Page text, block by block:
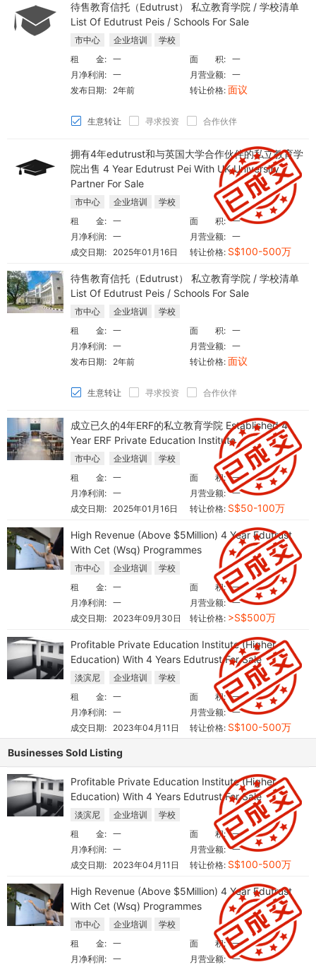
待售教育信托（Edutrust） 私立教育学院 / 学校清单
List Of Edutrust Peis / Schools For Sale
市中心 企业培训
学校
面 积: 一
租 金: 一
月营业额: 一
月净利润: 一
转让价格: 面议
发布日期: 2年前
生意转让 寻求投资 合作伙伴
拥有4年edutrust和与英国大学合作伙伴的私立教育学
院出售 4 Year Edutrust Pei With UK University
Partner For Sale
市中心 企业培训
学校
面 积: 一
租 金: 一
月营业额: 一
月净利润: 一
转让价格: S$100-500万
成交日期: 2025年01月16日
待售教育信托（Edutrust） 私立教育学院 / 学校清单
List Of Edutrust Peis / Schools For Sale
市中心 企业培训
学校
面 积: 一
租 金: 一
月营业额: 一
月净利润: 一
转让价格: 面议
发布日期: 2年前
生意转让 寻求投资 合作伙伴
成立已久的4年ERF的私立教育学院 Established 4
Year ERF Private Education Institute
市中心 企业培训
学校
面 积: 一
租 金: 一
月营业额: 一
月净利润: 一
转让价格: S$50-100万
成交日期: 2025年01月16日
High Revenue (Above $5Million) 4 Year Edutrust
With Cet (Wsq) Programmes
市中心 企业培训
学校
面 积: 一
租 金: 一
月营业额: 一
月净利润: 一
转让价格: >S$500万
成交日期: 2023年09月30日
Profitable Private Education Institute (Higher
Education) With 4 Years Edutrust For Sale
淡滨尼 企业培训
学校
面 积: 一
租 金: 一
月营业额: 一
月净利润: 一
转让价格: S$100-500万
成交日期: 2023年04月11日
Businesses Sold Listing
Profitable Private Education Institute (Higher
Education) With 4 Years Edutrust For Sale
淡滨尼 企业培训
学校
面 积: 一
租 金: 一
月营业额: 一
月净利润: 一
转让价格: S$100-500万
成交日期: 2023年04月11日
High Revenue (Above $5Million) 4 Year Edutrust
With Cet (Wsq) Programmes
市中心 企业培训
学校
面 积: 一
租 金: 一
月营业额: 一
月净利润: 一